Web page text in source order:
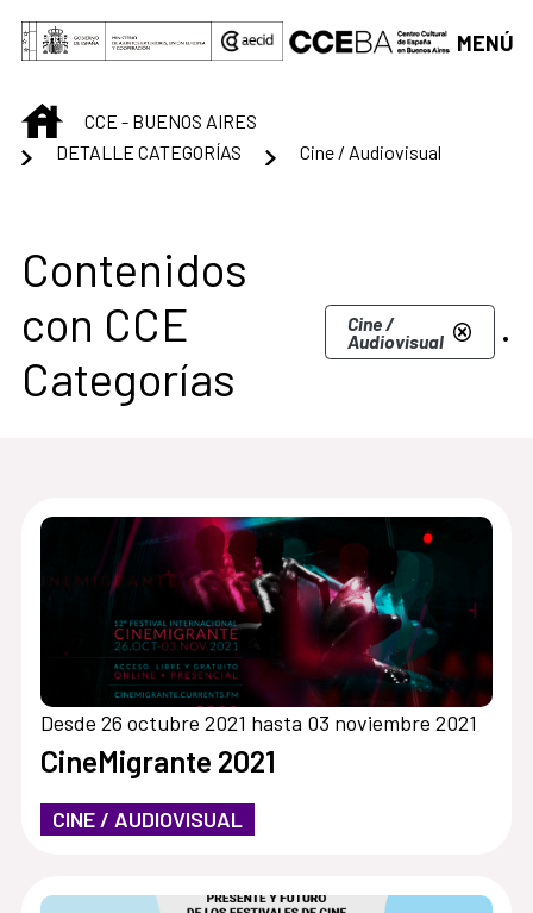
Saltar al contenido principal
MENÚ
INICIOCCE - BUENOS AIRES
DETALLE CATEGORÍAS
Cine / Audiovisual
Centro Cultural de
Contenidos
con CCE
Categorías
Cine /
Audiovisual .
Desde 26 octubre 2021 hasta 03 noviembre 2021
CineMigrante 2021
CINE / AUDIOVISUAL